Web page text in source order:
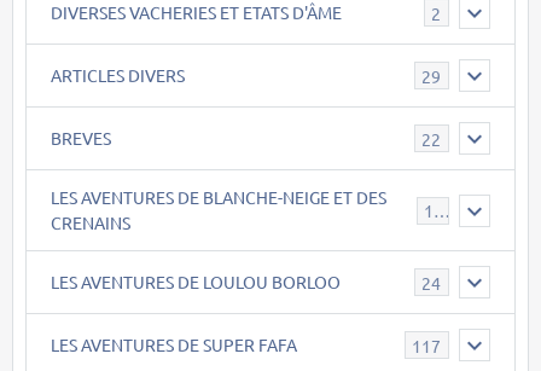
DIVERSES VACHERIES ET ETATS D'ÂME 2
ARTICLES DIVERS 29
BREVES 22
LES AVENTURES DE BLANCHE-NEIGE ET DES
CRENAINS
17
LES AVENTURES DE LOULOU BORLOO 24
LES AVENTURES DE SUPER FAFA 117